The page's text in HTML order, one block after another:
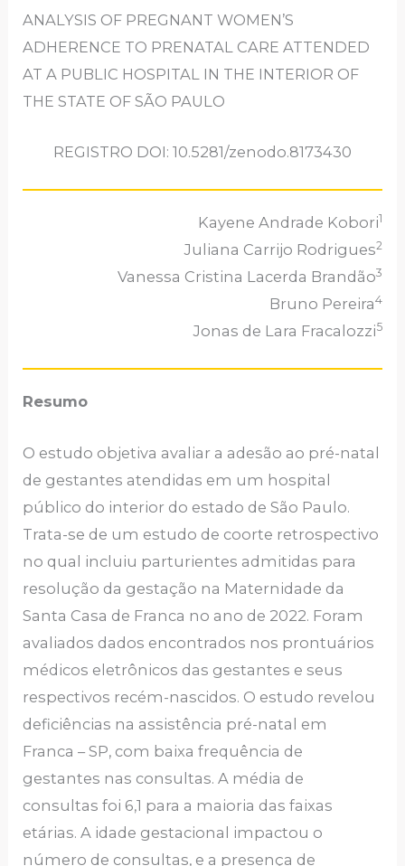
ANALYSIS OF PREGNANT WOMEN’S
ADHERENCE TO PRENATAL CARE ATTENDED
AT A PUBLIC HOSPITAL IN THE INTERIOR OF
THE STATE OF SÃO PAULO
REGISTRO DOI: 10.5281/zenodo.8173430
Kayene Andrade Kobori1
Juliana Carrijo Rodrigues2
Vanessa Cristina Lacerda Brandão3
Bruno Pereira4
Jonas de Lara Fracalozzi5
Resumo
O estudo objetiva avaliar a adesão ao pré-natal
de gestantes atendidas em um hospital
público do interior do estado de São Paulo.
Trata-se de um estudo de coorte retrospectivo
no qual incluiu parturientes admitidas para
resolução da gestação na Maternidade da
Santa Casa de Franca no ano de 2022. Foram
avaliados dados encontrados nos prontuários
médicos eletrônicos das gestantes e seus
respectivos recém-nascidos. O estudo revelou
deficiências na assistência pré-natal em
Franca – SP, com baixa frequência de
gestantes nas consultas. A média de
consultas foi 6,1 para a maioria das faixas
etárias. A idade gestacional impactou o
número de consultas, e a presença de